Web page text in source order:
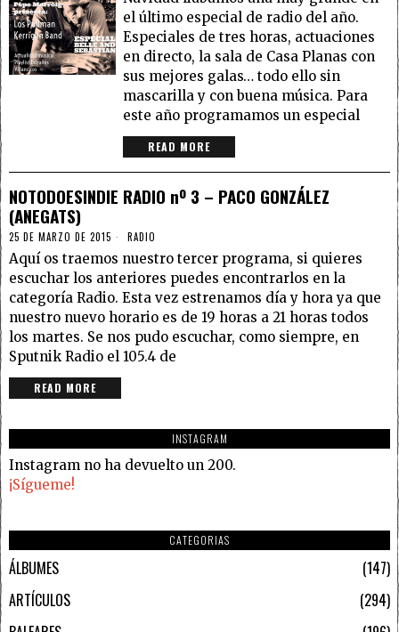
el último especial de radio del año.
Especiales de tres horas, actuaciones
en directo, la sala de Casa Planas con
sus mejores galas… todo ello sin
mascarilla y con buena música. Para
este año programamos un especial
READ MORE
NOTODOESINDIE RADIO nº 3 – PACO GONZÁLEZ
(ANEGATS)
25 DE MARZO DE 2015 RADIO
Aquí os traemos nuestro tercer programa, si quieres
escuchar los anteriores puedes encontrarlos en la
categoría Radio. Esta vez estrenamos día y hora ya que
nuestro nuevo horario es de 19 horas a 21 horas todos
los martes. Se nos pudo escuchar, como siempre, en
Sputnik Radio el 105.4 de
READ MORE
INSTAGRAM
Instagram no ha devuelto un 200.
¡Sígueme!
CATEGORIAS
ÁLBUMES
147
ARTÍCULOS
294